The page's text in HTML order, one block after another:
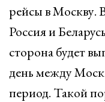
рейсы в Москву.
Россия и
сторона будет
день между
период. Такой